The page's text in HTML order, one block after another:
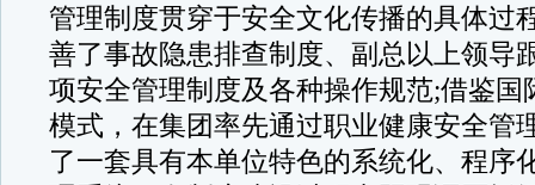
管理制度贯穿于安全文化传播的具体过
善了事故隐患排查制度、副总以上领导
项安全管理制度及各种操作规范;借鉴国
模式，在集团率先通过职业健康安全管
了一套具有本单位特色的系统化、程序